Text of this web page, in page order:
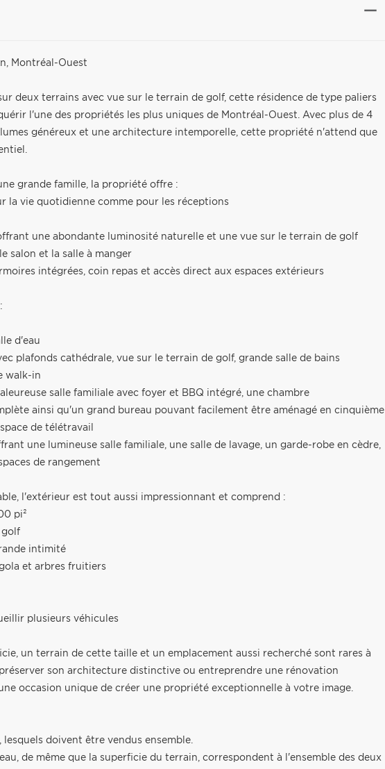
Montréal-Ouest
deux terrains avec vue sur le terrain de golf, cette résidence de type paliers
l'une des propriétés les plus uniques de Montréal-Ouest. Avec plus de 4
généreux et une architecture intemporelle, cette propriété n'attend que
grande famille, la propriété offre :
la vie quotidienne comme pour les réceptions
une abondante luminosité naturelle et une vue sur le terrain de golf
salon et la salle à manger
intégrées, coin repas et accès direct aux espaces extérieurs
d'eau
plafonds cathédrale, vue sur le terrain de golf, grande salle de bains
walk-in
salle familiale avec foyer et BBQ intégré, une chambre
ainsi qu'un grand bureau pouvant facilement être aménagé en cinquième
de télétravail
une lumineuse salle familiale, une salle de lavage, un garde-robe en cèdre,
de rangement
l'extérieur est tout aussi impressionnant et comprend :
pi²
golf
intimité
et arbres fruitiers
plusieurs véhicules
un terrain de cette taille et un emplacement aussi recherché sont rares à
son architecture distinctive ou entreprendre une rénovation
occasion unique de créer une propriété exceptionnelle à votre image.
doivent être vendus ensemble.
de même que la superficie du terrain, correspondent à l'ensemble des deux